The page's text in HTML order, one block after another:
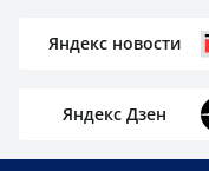
Яндекс новости
Яндекс Дзен